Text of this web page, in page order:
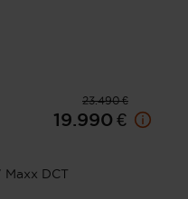
23.490 €
19.990 €
Maxx DCT